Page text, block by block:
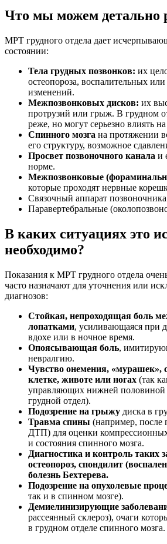
Что мы можем детально
МРТ грудного отдела дает
состоянии:
Тела грудных позвонков: их
остеопороза, воспалительных
изменений.
Межпозвонковых дисков: их
протрузий или грыж. В грудном
реже, но могут серьезно влиять
Спинного мозга на протяжении
его структуру, возможное
Просвет позвоночного канала и
норме.
Межпозвонковые
которые проходят нервные
Связочный аппарат
Паравертебральные
В каких ситуациях это
необходимо?
Показания к МРТ грудного отдела
часто назначают для уточнения или
диагнозов:
Стойкая, непроходящая боль
лопатками, усиливающаяся при
вдохе или в ночное время.
Опоясывающая боль,
невралгию.
Чувство онемения, «мурашек»,
клетке, животе или ногах (так
управляющих нижней половиной
грудной отдел).
Подозрение на грыжу диска в
Травма спины (например, после
ДТП) для оценки
и состояния спинного мозга.
Диагностика и контроль таких
остеопороз, спондилит
болезнь Бехтерева.
Подозрение на опухолевые
так и в спинном мозге).
Демиелинизирующие
рассеянный склероз), очаги
в грудном отделе спинного мозга.